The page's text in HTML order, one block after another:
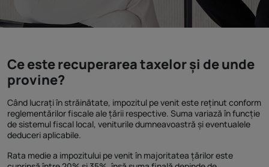
Ce este recuperarea taxelor și de unde
provine?
Când lucrați în străinătate, impozitul pe venit este reținut conform
reglementărilor fiscale ale țării respective. Suma variază în funcție
de sistemul fiscal local, veniturile dumneavoastră și eventualele
deduceri aplicabile.
Rata medie a impozitului pe venit în majoritatea țărilor este